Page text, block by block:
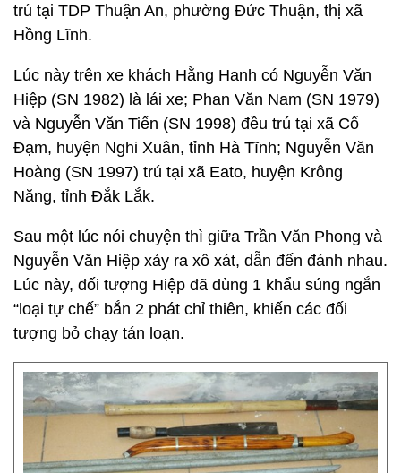
trú tại TDP Thuận An, phường Đức Thuận, thị xã
Hồng Lĩnh.
Lúc này trên xe khách Hằng Hanh có Nguyễn Văn
Hiệp (SN 1982) là lái xe; Phan Văn Nam (SN 1979)
và Nguyễn Văn Tiến (SN 1998) đều trú tại xã Cổ
Đạm, huyện Nghi Xuân, tỉnh Hà Tĩnh; Nguyễn Văn
Hoàng (SN 1997) trú tại xã Eato, huyện Krông
Năng, tỉnh Đắk Lắk.
Sau một lúc nói chuyện thì giữa Trần Văn Phong và
Nguyễn Văn Hiệp xảy ra xô xát, dẫn đến đánh nhau.
Lúc này, đối tượng Hiệp đã dùng 1 khẩu súng ngắn
“loại tự chế” bắn 2 phát chỉ thiên, khiến các đối
tượng bỏ chạy tán loạn.